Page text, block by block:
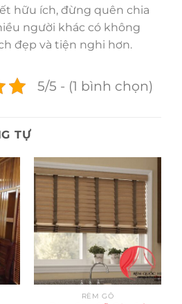
hữu ích, đừng quên chia
người khác có không
đẹp và tiện nghi hơn.
5/5 - (1 bình chọn)
TỰ
RÈM GỖ